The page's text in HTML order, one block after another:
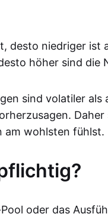
desto niedriger ist
höher sind die
sind volatiler als
am wohlsten fühlst.
oder das